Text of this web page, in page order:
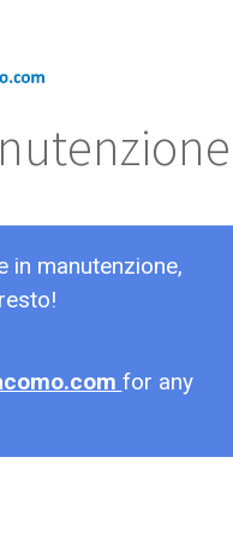
in manutenzione,
for any